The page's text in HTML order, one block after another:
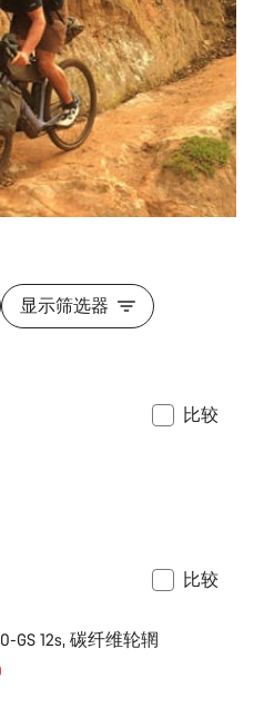
显示筛选器
比较
比较
GS 12s, 碳纤维轮辋